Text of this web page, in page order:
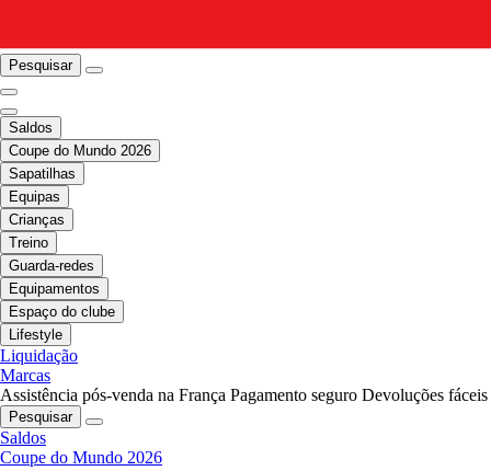
Pesquisar
Saldos
Coupe do Mundo 2026
Sapatilhas
Equipas
Crianças
Treino
Guarda-redes
Equipamentos
Espaço do clube
Lifestyle
Liquidação
Marcas
Assistência pós-venda na França Pagamento seguro Devoluções fáceis
Pesquisar
Saldos
Coupe do Mundo 2026